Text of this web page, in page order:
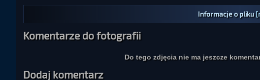
Informacje o pliku
Komentarze do fotografii
Do tego zdjęcia nie ma jeszcze
Dodaj komentarz